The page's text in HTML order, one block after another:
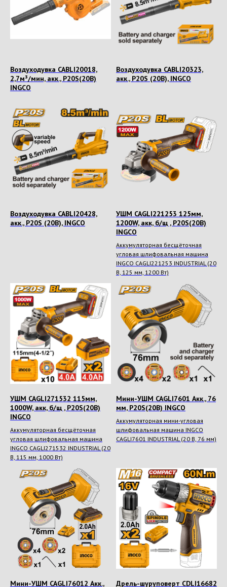
Воздуходувка CABLI20018,
2,7м³/мин, акк., P20S(20В)
INGCO
Воздуходувка CABLI20323,
акк., P20S (20В), INGCO
Воздуходувка CABLI20428,
акк., P20S (20В), INGCO
УШМ CAGLI221253 125мм,
1200W, акк, б/щ , P20S(20В)
INGCO
Аккумуляторная бесщёточная
угловая шлифовальная машина
INGCO CAGLI221253 INDUSTRIAL (20
В, 125 мм, 1200 Вт)
УШМ CAGLI271532 115мм,
1000W, акк, б/щ , P20S(20В)
INGCO
Аккумуляторная бесщёточная
угловая шлифовальная машина
INGCO CAGLI271532 INDUSTRIAL (20
В, 115 мм, 1000 Вт)
Мини-УШМ CAGLI7601 Акк., 76
мм, P20S(20В) INGCO
Аккумуляторная мини-угловая
шлифовальная машина INGCO
CAGLI7601 INDUSTRIAL (20 В, 76 мм)
Мини-УШМ CAGLI76012 Акк., Дрель-шуруповерт CDLI16682